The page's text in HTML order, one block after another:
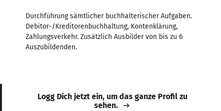
Durchführung sämtlicher buchhalterischer Aufgaben.
Debitor-/Kreditorenbuchhaltung, Kontenklärung,
Zahlungsverkehr. Zusätzlich Ausbilder von bis zu 6
Auszubildenden.
Logg Dich jetzt ein, um das ganze Profil zu
sehen.